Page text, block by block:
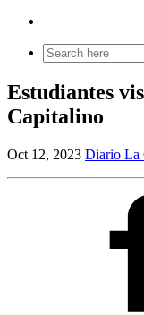
Search
for:
Estudiantes
Capitalino
Oct 12, 2023 Diario La